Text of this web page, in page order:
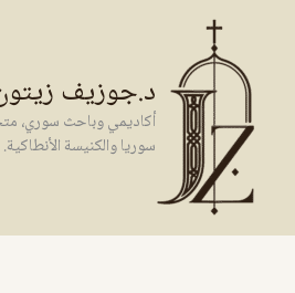
المحتوى
د.جوزيف
أكاديمي وباحث سوري،
سوريا والكنيسة الأنطاكية.